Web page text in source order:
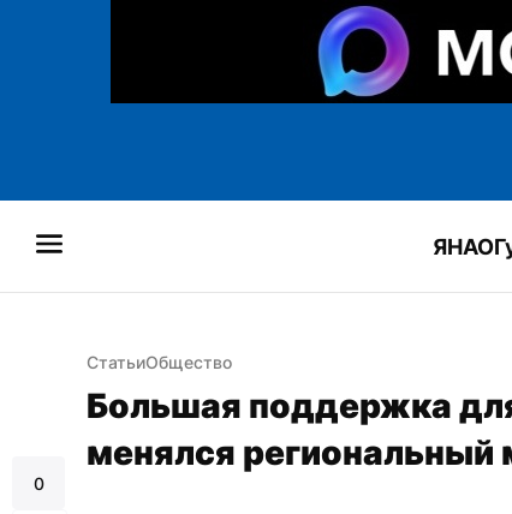
ЯНАО
0
СтатьиОбщество
Большая поддержка
менялся региональный